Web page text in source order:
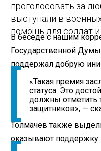
проголосовать за
выступали в
помощь для солдат
В беседе с нашим
Государственной
поддержал добрую
«Такая премия
статуса. Это
должны отметить
защитников», —
Толмачев также
оказывают